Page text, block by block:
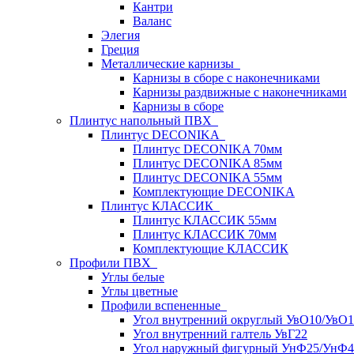
Кантри
Валанс
Элегия
Греция
Металлические карнизы
Карнизы в сборе с наконечниками
Карнизы раздвижные с наконечниками
Карнизы в сборе
Плинтус напольный ПВХ
Плинтус DECONIKA
Плинтус DECONIKA 70мм
Плинтус DECONIKA 85мм
Плинтус DECONIKA 55мм
Комплектующие DECONIKA
Плинтус КЛАССИК
Плинтус КЛАССИК 55мм
Плинтус КЛАССИК 70мм
Комплектующие КЛАССИК
Профили ПВХ
Углы белые
Углы цветные
Профили вспененные
Угол внутренний округлый УвО10/
Угол внутренний галтель УвГ22
Угол наружный фигурный УнФ25/